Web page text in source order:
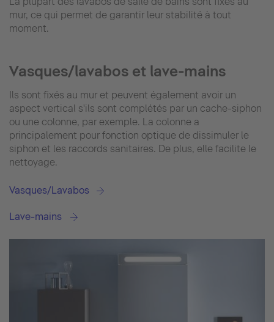
mur, ce qui permet de garantir leur stabilité à tout
moment.
Vasques/lavabos et lave-mains
Ils sont fixés au mur et peuvent également avoir un
aspect vertical s'ils sont complétés par un cache-siphon
ou une colonne, par exemple. La colonne a
principalement pour fonction optique de dissimuler le
siphon et les raccords sanitaires. De plus, elle facilite le
nettoyage.
Vasques/Lavabos
Lave-mains